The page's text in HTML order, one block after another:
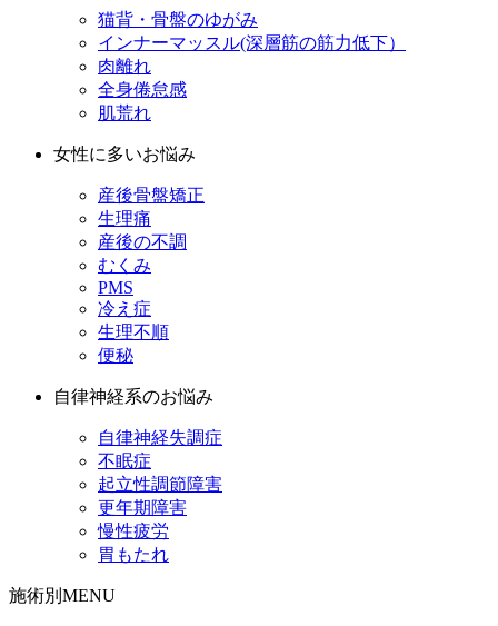
猫背・骨盤のゆがみ
インナーマッスル(深層筋の筋力低下）
肉離れ
全身倦怠感
肌荒れ
女性に多いお悩み
産後骨盤矯正
生理痛
産後の不調
むくみ
PMS
冷え症
生理不順
便秘
自律神経系のお悩み
自律神経失調症
不眠症
起立性調節障害
更年期障害
慢性疲労
胃もたれ
施術別MENU